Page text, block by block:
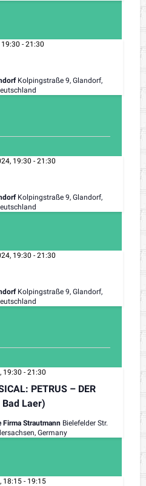
- 21:30
Kolpingstraße 9, Glandorf,
19:30 - 21:30
Kolpingstraße 9, Glandorf,
19:30 - 21:30
Kolpingstraße 9, Glandorf,
PETRUS – DER
Bad Laer)
19:30 - 21:30
Strautmann Bielefelder Str.
Germany
18:15- 19:15